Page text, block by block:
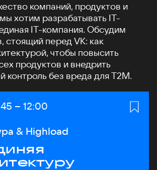
компаний, продуктов и
хотим разрабатывать IT-
IT-компания. Обсудим
стоящий перед VK: как
чтобы повысить
продуктов и внедрить
контроль без вреда для T2M.
– Конец:
12:00
& Highload